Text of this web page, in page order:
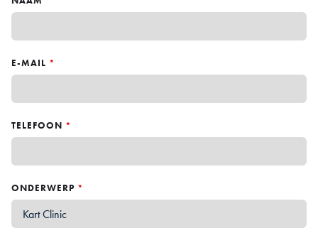
E-MAIL *
TELEFOON *
ONDERWERP *